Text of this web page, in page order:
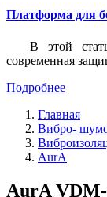
Платформа для
В этой
современная
Подробнее
Главная
Вибро-
AurA
AurA VDM-